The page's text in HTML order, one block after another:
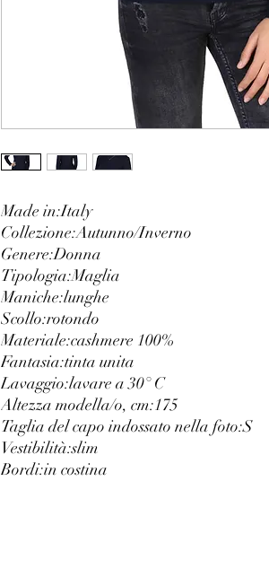
Made in:Italy
Collezione:Autunno/Inverno
Genere:Donna
Tipologia:Maglia
Maniche:lunghe
Scollo:rotondo
Materiale:cashmere 100%
Fantasia:tinta unita
Lavaggio:lavare a 30° C
Altezza modella/o, cm:175
Taglia del capo indossato nella foto:S
Vestibilità:slim
Bordi:in costina